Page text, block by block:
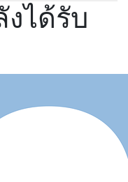
ได้รับ